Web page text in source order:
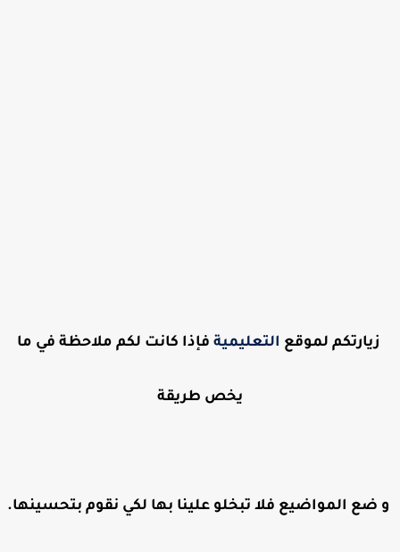
زيارتكم لموقع التعليمية فإذا كانت لكم ملاحظة في ما
يخص طريقة
و ضع المواضيع فلا تبخلو علينا بها لكي نقوم بتحسينها.